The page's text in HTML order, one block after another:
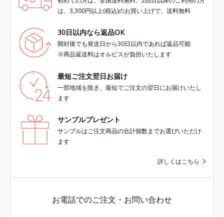
は、3,300円以上(税込)のお買い上げで、送料無料
30日以内なら返品OK
開封後でも発送日から30日以内であれば返品可能
※商品返送料はオルビスが負担いたします
最短ご注文翌日お届け
一部地域を除き、最短でご注文の翌日にお届けいたし
ます
サンプルプレゼント
サンプルはご注文商品の合計個数までお選びいただけ
ます
詳しくはこちら
お電話でのご注文・お問い合わせ